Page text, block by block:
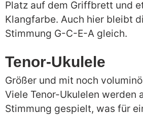
Platz auf dem Griffbrett und
Klangfarbe. Auch hier bleibt
Stimmung G-C-E-A gleich.
Tenor-Ukulele
Größer und mit noch
Viele Tenor-Ukulelen werden
Stimmung gespielt, was für